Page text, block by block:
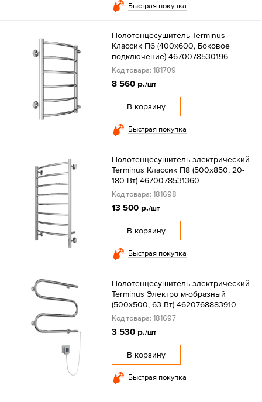
Быстрая покупка
Полотенцесушитель Terminus
Классик П6 (400х600, Боковое
подключение) 4670078530196
Код товара: 181709
8 560 р./шт
В корзину
Быстрая покупка
Полотенцесушитель электрический
Terminus Классик П8 (500х850, 20-
180 Вт) 4670078531360
Код товара: 181698
13 500 р./шт
В корзину
Быстрая покупка
Полотенцесушитель электрический
Terminus Электро м-образный
(500х500, 63 Вт) 4620768883910
Код товара: 181697
3 530 р./шт
В корзину
Быстрая покупка